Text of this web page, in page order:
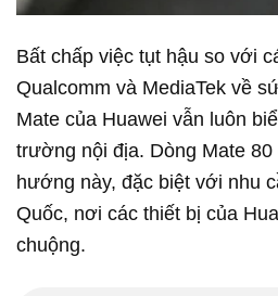
Bất chấp việc tụt hậu so với
Qualcomm và MediaTek về
Mate của Huawei vẫn luôn
trường nội địa. Dòng Mate
hướng này, đặc biệt với nhu
Quốc, nơi các thiết bị của
chuộng.